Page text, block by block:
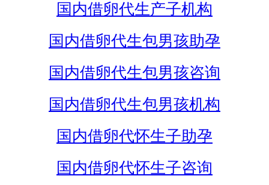
国内借卵代生产子机构
国内借卵代生包男孩助孕
国内借卵代生包男孩咨询
国内借卵代生包男孩机构
国内借卵代怀生子助孕
国内借卵代怀生子咨询